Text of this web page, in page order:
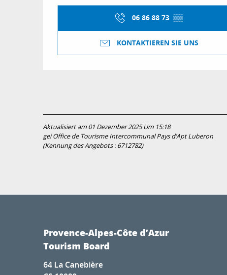
06 86 88 73 ▒▒
KONTAKTIEREN SIE UNS
Aktualisiert am 01 Dezember 2025 Um 15:18
gei Office de Tourisme Intercommunal Pays d’Apt Luberon
(Kennung des Angebots :6712782)
Provence-Alpes-Côte d’Azur
Tourism Board
64 La Canebière